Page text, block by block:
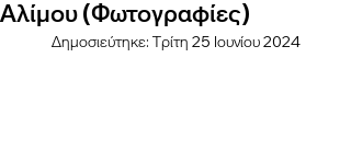
Αλίμου (Φωτογραφίες)
Δημοσιεύτηκε: Τρίτη 25 Ιουνίου 2024